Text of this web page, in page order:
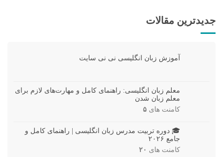
جدیدترین مقالات
آموزش زبان انگلیسی نی نی سایت
معلم زبان انگلیسی: راهنمای کامل و مهارت‌های لازم برای
معلم زبان شدن
کامنت های ۵
🎓 دوره تربیت مدرس زبان انگلیسی | راهنمای کامل و
جامع ۲۰۲۶
کامنت های ۲۰